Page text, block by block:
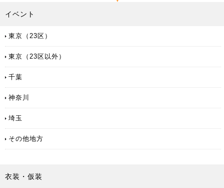
イベント
東京（23区）
東京（23区以外）
千葉
神奈川
埼玉
その他地方
衣装・仮装